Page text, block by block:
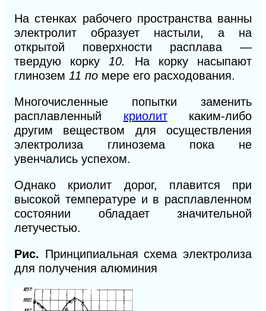
На стенках рабочего пространства ванны
электролит образует настыли, а на
открытой поверхности расплава —
твердую корку10. На корку насыпают
глинозем 11 по мере его расходования.
Многочисленные попытки заменить
расплавленный криолит каким-либо
другим веществом для осуществления
электролиза глинозема пока не
увенчались успехом.
Однако криолит дорог, плавится при
высокой температуре и в расплавленном
состоянии обладает значительной
летучестью.
Рис. Принципиальная схема электролиза
для получения алюминия